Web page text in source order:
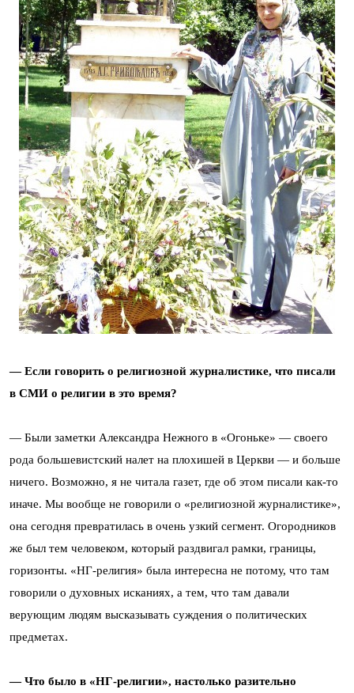
— Если говорить о религиозной журналистике, что писали
в СМИ о религии в это время?
— Были заметки Александра Нежного в «Огоньке» — своего
рода большевистский налет на плохишей в Церкви — и больше
ничего. Возможно, я не читала газет, где об этом писали как-то
иначе. Мы вообще не говорили о «религиозной журналистике»,
она сегодня превратилась в очень узкий сегмент. Огородников
же был тем человеком, который раздвигал рамки, границы,
горизонты. «НГ-религия» была интересна не потому, что там
говорили о духовных исканиях, а тем, что там давали
верующим людям высказывать суждения о политических
предметах.
— Что было в «НГ-религии», настолько разительно